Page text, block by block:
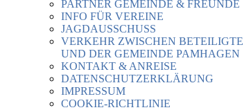
PARTNER GEMEINDE & FREUNDE
INFO FÜR VEREINE
JAGDAUSSCHUSS
VERKEHR ZWISCHEN BETEILIGTE
UND DER GEMEINDE PAMHAGEN
KONTAKT & ANREISE
DATENSCHUTZERKLÄRUNG
IMPRESSUM
COOKIE-RICHTLINIE